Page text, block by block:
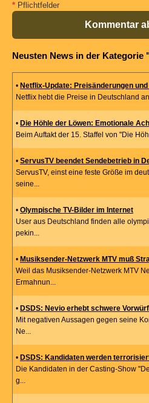
* Pflichtfelder
Kommentar
Neusten News in der Kategorie
• Netflix-Update: Preisänderungen
Netflix hebt die Preise in Deutschland
• Die Höhle der Löwen: Emotionale
Beim Auftakt der 15. Staffel von "Die
• ServusTV beendet Sendebetrieb in
ServusTV, einst eine feste Größe im
seine...
• Olympische TV-Bilder im Internet
User aus Deutschland finden alle
pekin...
• Musiksender-Netzwerk MTV muß
Weil das Musiksender-Netzwerk MTV
Ermahnun...
• DSDS: Nevio erhebt schwere
Mit negativen Aussagen gegen seine
Ne...
• DSDS: Kandidaten werden
Die Kandidaten in der Casting-Show
g...